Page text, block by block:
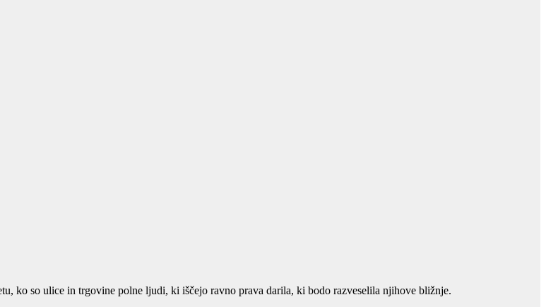
ko so ulice in trgovine polne ljudi, ki iščejo ravno prava darila, ki bodo razveselila njihove bližnje.